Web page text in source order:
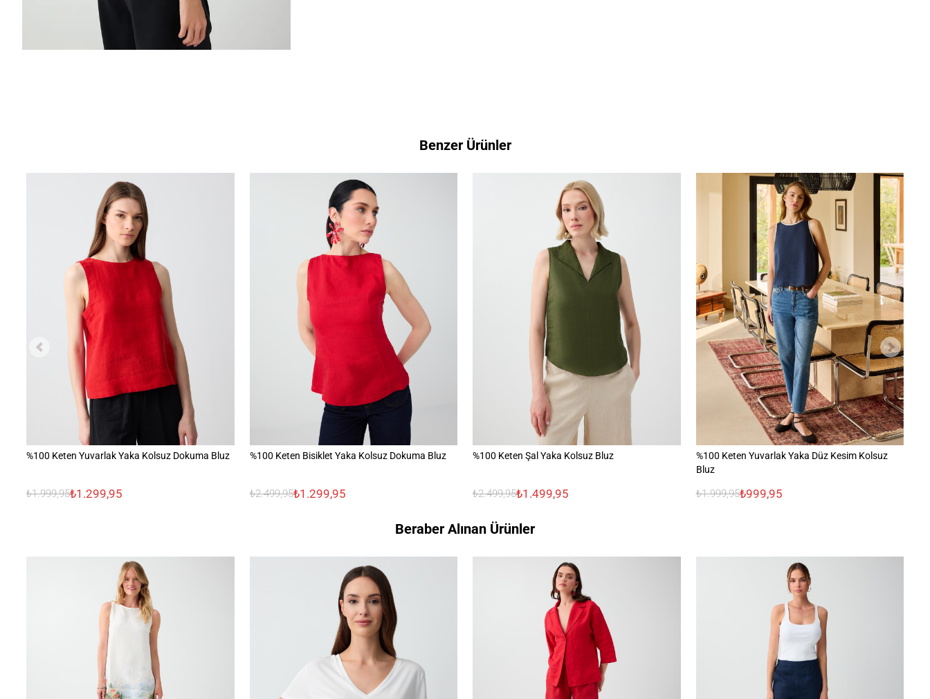
Benzer Ürünler
%100 Keten Yuvarlak Yaka Kolsuz Dokuma Bluz
₺1.999,95₺1.299,95
%100 Keten Bisiklet Yaka Kolsuz Dokuma Bluz
₺2.499,95₺1.299,95
%100 Keten Şal Yaka Kolsuz Bluz
₺2.499,95₺1.499,95
%100 Keten Yuvarlak Yaka Düz Kesim Kolsuz
Bluz
₺1.999,95₺999,95
Beraber Alınan Ürünler